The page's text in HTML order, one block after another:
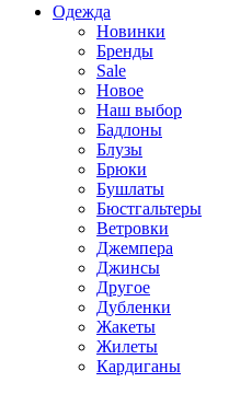
Одежда
Новинки
Бренды
Sale
Новое
Наш выбор
Бадлоны
Блузы
Брюки
Бушлаты
Бюстгальтеры
Ветровки
Джемпера
Джинсы
Другое
Дубленки
Жакеты
Жилеты
Кардиганы